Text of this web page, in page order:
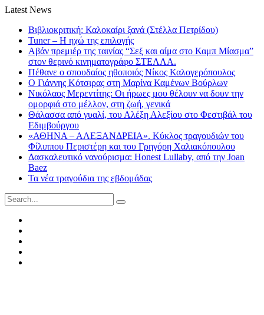
Latest News
Βιβλιοκριτική: Καλοκαίρι ξανά (Στέλλα Πετρίδου)
Tuner – Η ηχώ της επιλογής
Αβάν πρεμιέρ της ταινίας “Σεξ και αίμα στο Καμπ Μίασμα”
στον θερινό κινηματογράφο ΣΤΕΛΛΑ.
Πέθανε ο σπουδαίος ηθοποιός Νίκος Καλογερόπουλος
Ο Γιάννης Κότσιρας στη Μαρίνα Καμένων Βούρλων
Νικόλαος Μερεντίτης: Οι ήρωες μου θέλουν να δουν την
ομορφιά στο μέλλον, στη ζωή, γενικά
Θάλασσα από γυαλί, του Αλέξη Αλεξίου στο Φεστιβάλ του
Εδιμβούργου
«ΑΘΗΝΑ – ΑΛΕΞΑΝΔΡΕΙΑ». Κύκλος τραγουδιών του
Φίλιππου Περιστέρη και του Γρηγόρη Χαλιακόπουλου
Δασκαλευτικό νανούρισμα: Honest Lullaby, από την Joan
Baez
Τα νέα τραγούδια της εβδομάδας
Search
for: